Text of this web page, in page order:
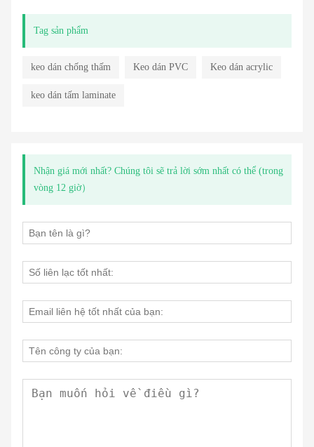
Tag sản phẩm
keo dán chống thấm Keo dán PVC Keo dán acrylic
keo dán tấm laminate
Nhận giá mới nhất? Chúng tôi sẽ trả lời sớm nhất có thể (trong
vòng 12 giờ）